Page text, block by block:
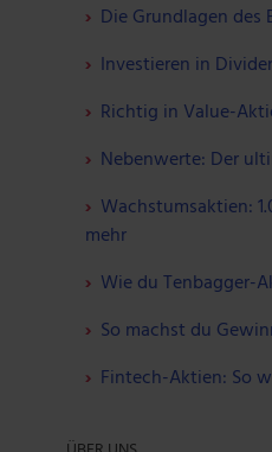
Die Grundlagen
Investieren in
Richtig in Value-
Nebenwerte: Der
Wachstumsaktien:
mehr
Wie du Tenbagger-
So machst du
Fintech-Aktien: So